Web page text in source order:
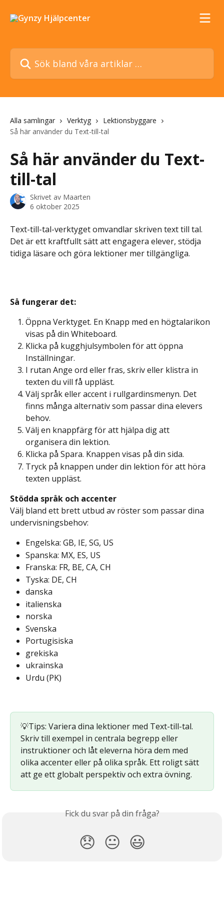
Sök bland våra artiklar …
Alla samlingar Verktyg
Lektionsbyggare
Så här använder du Text-till-tal
Så här använder du Text-
till-tal
Skrivet av Maarten
6 oktober 2025
Text-till-tal-verktyget omvandlar skriven text till tal.
Det är ett kraftfullt sätt att engagera elever, stödja
tidiga läsare och göra lektioner mer tillgängliga.
Så fungerar det:
Öppna Verktyget. En Knapp med en högtalarikon
visas på din Whiteboard.
Klicka på kugghjulsymbolen för att öppna
Inställningar.
I rutan Ange ord eller fras, skriv eller klistra in
texten du vill få uppläst.
Välj språk eller accent i rullgardinsmenyn. Det
finns många alternativ som passar dina elevers
behov.
Välj en knappfärg för att hjälpa dig att
organisera din lektion.
Klicka på Spara. Knappen visas på din sida.
Tryck på knappen under din lektion för att höra
texten uppläst.
Stödda språk och accenter
Välj bland ett brett utbud av röster som passar dina
undervisningsbehov:
Engelska: GB, IE, SG, US
Spanska: MX, ES, US
Franska: FR, BE, CA, CH
Tyska: DE, CH
danska
italienska
norska
Svenska
Portugisiska
grekiska
ukrainska
Urdu (PK)
💡Tips: Variera dina lektioner med Text-till-tal.
Skriv till exempel in centrala begrepp eller
instruktioner och låt eleverna höra dem med
olika accenter eller på olika språk. Ett roligt sätt
att ge ett globalt perspektiv och extra övning.
Fick du svar på din fråga?
😞 😐 😃